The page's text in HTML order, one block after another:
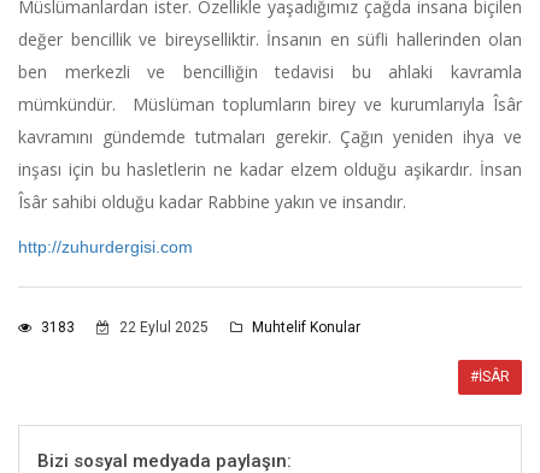
Müslümanlardan ister. Özellikle yaşadığımız çağda insana biçilen
değer bencillik ve bireyselliktir. İnsanın en süfli hallerinden olan
ben merkezli ve bencilliğin tedavisi bu ahlaki kavramla
mümkündür. Müslüman toplumların birey ve kurumlarıyla Îsâr
kavramını gündemde tutmaları gerekir. Çağın yeniden ihya ve
inşası için bu hasletlerin ne kadar elzem olduğu aşikardır. İnsan
Îsâr sahibi olduğu kadar Rabbine yakın ve insandır.
http://zuhurdergisi.com
3183 22 Eylul 2025 Muhtelif Konular
#İSÂR
Bizi sosyal medyada paylaşın: